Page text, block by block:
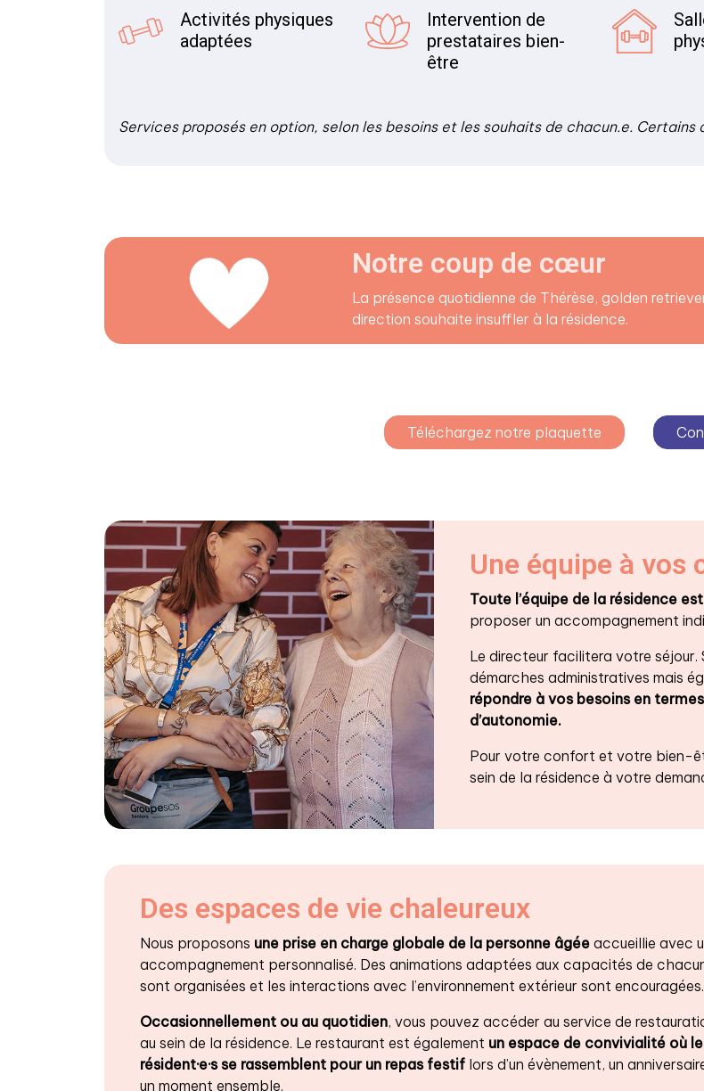
Activités physiques
adaptées
Intervention de
prestataires bien-
être
Services proposés en option, selon les besoins et les souhaits de chacun.e.
Notre coup de cœur
La présence quotidienne de Thérèse, golden
direction souhaite insuffler à la résidence.
Téléchargez notre plaquette
Une équipe à vos
Toute l’équipe de la résidence
proposer un accompagnement
Le directeur facilitera votre
démarches administratives mais
répondre à vos besoins en
d’autonomie.
Pour votre confort et votre bien-
sein de la résidence à votre
Des espaces de vie chaleureux
Nous proposons une prise en charge globale de la personne âgée accueillie avec
accompagnement personnalisé. Des animations adaptées aux capacités de
sont organisées et les interactions avec l’environnement extérieur sont encouragées.
Occasionnellement ou au quotidien, vous pouvez accéder au service de
au sein de la résidence. Le restaurant est également un espace de convivialité où
résident·e·s se rassemblent pour un repas festif lors d’un évènement, un
un moment ensemble.